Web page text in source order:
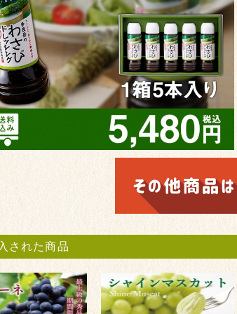
された商品